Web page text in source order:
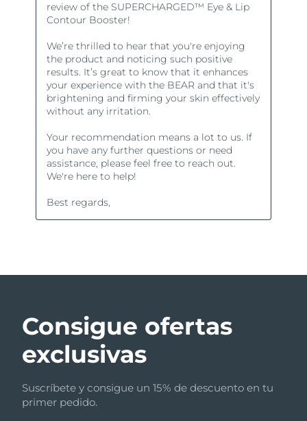
Consigue ofertas
exclusivas
Suscríbete y consigue un 15% de descuento en tu
primer pedido.